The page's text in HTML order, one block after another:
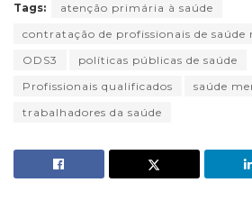
Tags:
atenção primária à saúde
contratação de profissionais de saúde
ODS3
políticas públicas de saúde
Profissionais qualificados
saúde
trabalhadores da saúde